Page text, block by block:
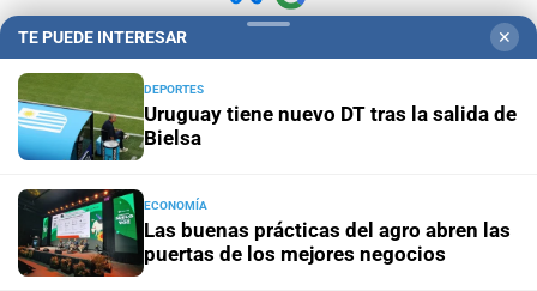
Hemeroteca Digital (1930-1979)-Receptorías de avisos-
Administración y Publicidad
Opcionales con El Litoral
El Litoral es miembro de:
TE PUEDE INTERESAR ✕
DEPORTES
Uruguay tiene nuevo DT tras la salida de
Bielsa
ECONOMÍA
Las buenas prácticas del agro abren las
puertas de los mejores negocios